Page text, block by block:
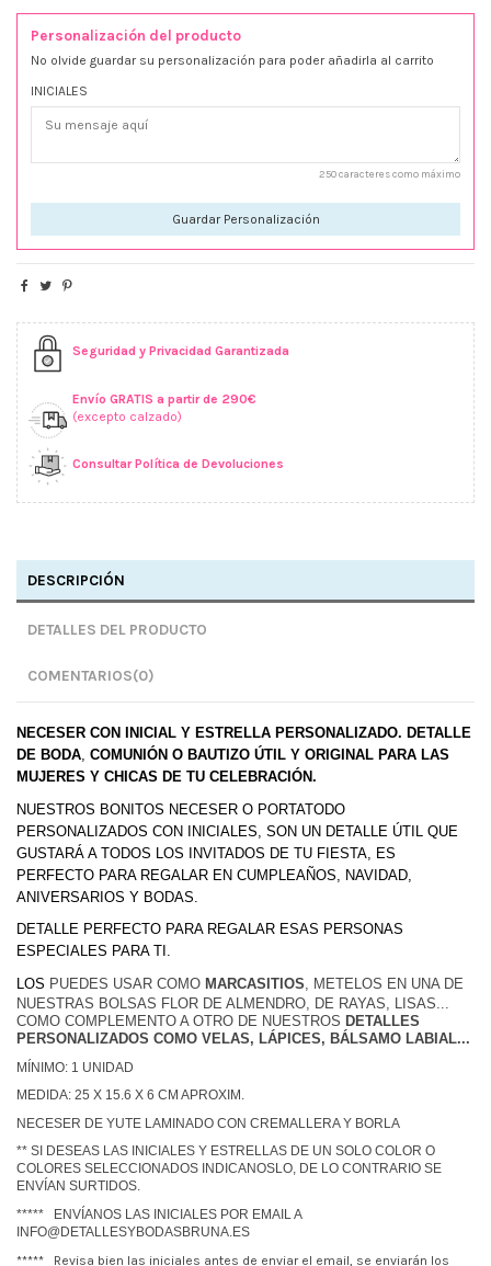
Personalización del producto
No olvide guardar su personalización para poder añadirla al carrito
INICIALES
250 caracteres como máximo
Guardar Personalización
Seguridad y Privacidad Garantizada
Envío GRATIS a partir de 290€
(excepto calzado)
Consultar Política de Devoluciones
DESCRIPCIÓN
DETALLES DEL PRODUCTO
COMENTARIOS(0)
NECESER CON INICIAL Y ESTRELLA PERSONALIZADO. DETALLE
DE BODA, COMUNIÓN O BAUTIZO ÚTIL Y ORIGINAL PARA LAS
MUJERES Y CHICAS DE TU CELEBRACIÓN.
NUESTROS BONITOS NECESER O PORTATODO
PERSONALIZADOS CON INICIALES, SON UN DETALLE ÚTIL QUE
GUSTARÁ A TODOS LOS INVITADOS DE TU FIESTA, ES
PERFECTO PARA REGALAR EN CUMPLEAÑOS, NAVIDAD,
ANIVERSARIOS Y BODAS.
DETALLE PERFECTO PARA REGALAR ESAS PERSONAS
ESPECIALES PARA TI.
LOS PUEDES USAR COMO MARCASITIOS, METELOS EN UNA DE
NUESTRAS BOLSAS FLOR DE ALMENDRO, DE RAYAS, LISAS...
COMO COMPLEMENTO A OTRO DE NUESTROS DETALLES
PERSONALIZADOS COMO VELAS, LÁPICES, BÁLSAMO LABIAL...
MÍNIMO: 1 UNIDAD
MEDIDA: 25 X 15.6 X 6 CM APROXIM.
NECESER DE YUTE LAMINADO CON CREMALLERA Y BORLA
** SI DESEAS LAS INICIALES Y ESTRELLAS DE UN SOLO COLOR O
COLORES SELECCIONADOS INDICANOSLO, DE LO CONTRARIO SE
ENVÍAN SURTIDOS.
***** ENVÍANOS LAS INICIALES POR EMAIL A
INFO@DETALLESYBODASBRUNA.ES
***** Revisa bien las iniciales antes de enviar el email, se enviarán los